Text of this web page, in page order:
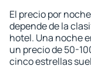
El precio por
depende de la
hotel. Una noche
un precio de 50-
cinco estrellas